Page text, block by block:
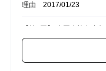
理由 2017/01/23
情2017/01/16
【第1回】 4年で約4.3倍･